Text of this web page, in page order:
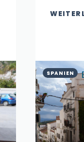
SPANIEN